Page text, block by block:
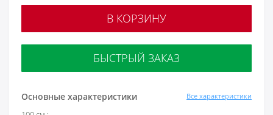
Основные характеристики Все характеристики
В КОРЗИНУ
БЫСТРЫЙ ЗАКАЗ